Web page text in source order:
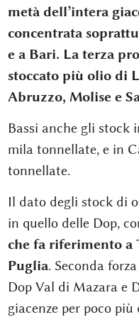
metà dell’intera
concentrata
e a Bari. La terza
stoccato più olio di
Abruzzo, Molise e
Bassi anche gli stock
mila tonnellate, e in
tonnellate.
Il dato degli stock di
in quello delle Dop,
che fa riferimento a
Puglia. Seconda
Dop Val di Mazara e
giacenze per poco